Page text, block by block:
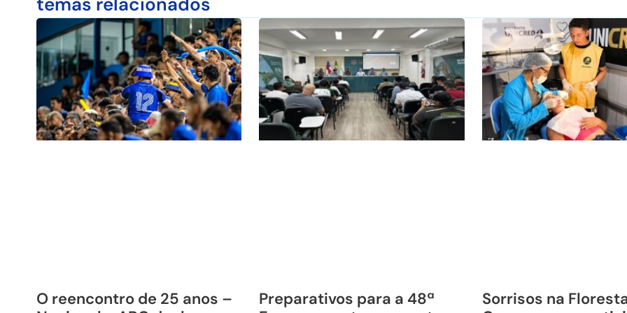
O reencontro de 25 anos –
Preparativos para a 48ª
Sorrisos na